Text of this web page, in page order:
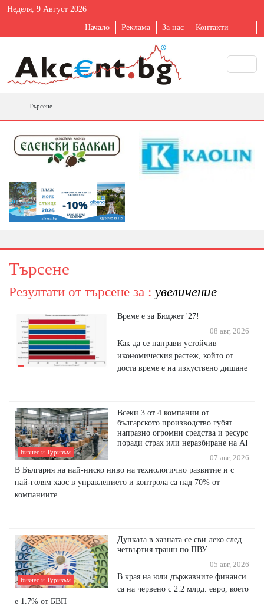
Неделя, 9 Август 2026
Начало Реклама За нас Контакти
Търсене
Търсене
Резултати от търсене за : увеличение
Време е за Бюджет '27!
08 авг, 2026
Как да се направи устойчив
икономическия растеж, който от
доста време е на изкуствено дишане
Бизнес и Туризъм
Всеки 3 от 4 компании от
българското производство губят
напразно огромни средства и ресурс
поради страх или неразбиране на AI
07 авг, 2026
В България на най-ниско ниво на технологично развитие и с
най-голям хаос в управлението и контрола са над 70% от
компаниите
Бизнес и Туризъм
Дупката в хазната се сви леко след
четвъртия транш по ПВУ
05 авг, 2026
В края на юли държавните финанси
са на червено с 2.2 млрд. евро, което
е 1.7% от БВП